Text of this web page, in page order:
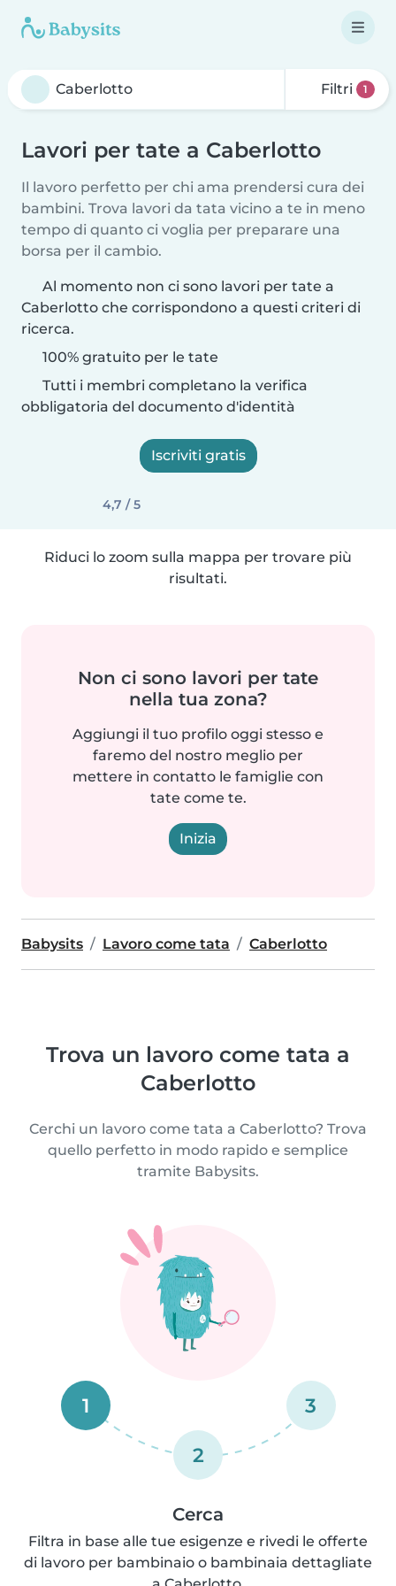
Filtri 1
Lavori per tate a Caberlotto
Il lavoro perfetto per chi ama prendersi cura dei
bambini. Trova lavori da tata vicino a te in meno
tempo di quanto ci voglia per preparare una
borsa per il cambio.
Al momento non ci sono lavori per tate a
Caberlotto che corrispondono a questi criteri di
ricerca.
100% gratuito per le tate
Tutti i membri completano la verifica
obbligatoria del documento d'identità
Iscriviti gratis
4,7 / 5
Riduci lo zoom sulla mappa per trovare più
risultati.
Non ci sono lavori per tate
nella tua zona?
Aggiungi il tuo profilo oggi stesso e
faremo del nostro meglio per
mettere in contatto le famiglie con
tate come te.
Inizia
Babysits Lavoro come tata Caberlotto
Trova un lavoro come tata a
Caberlotto
Cerchi un lavoro come tata a Caberlotto? Trova
quello perfetto in modo rapido e semplice
tramite Babysits.
1
2
3
Cerca
Filtra in base alle tue esigenze e rivedi le offerte
di lavoro per bambinaio o bambinaia dettagliate